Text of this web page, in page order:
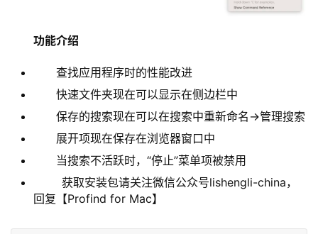
功能介绍
查找应用程序时的性能改进
快速文件夹现在可以显示在侧边栏中
保存的搜索现在可以在搜索中重新命名->管理搜索
展开项现在保存在浏览器窗口中
当搜索不活跃时，“停止”菜单项被禁用
获取安装包请关注微信公众号lishengli-china，
回复【Profind for Mac】